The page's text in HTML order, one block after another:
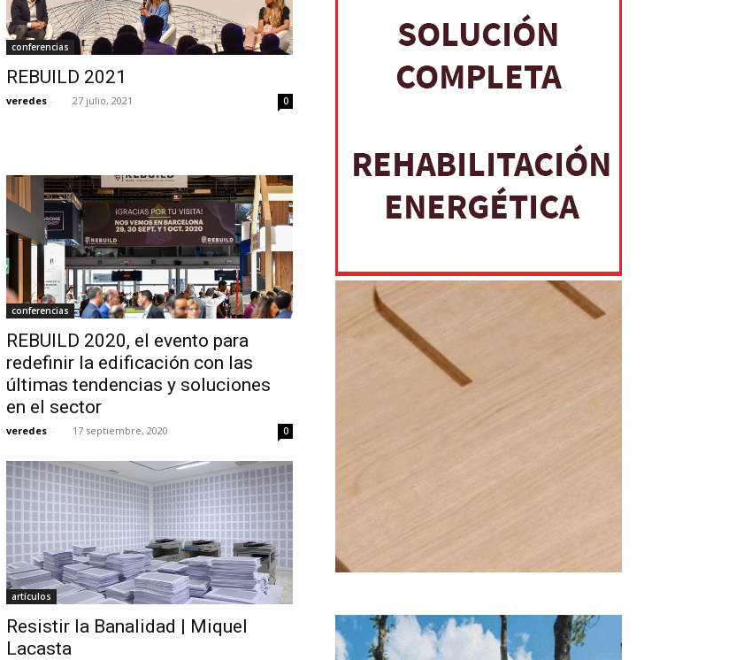
conferencias
REBUILD 2021
veredes - 27 julio, 2021 0
conferencias
REBUILD 2020, el evento para
redefinir la edificación con las
últimas tendencias y soluciones
en el sector
veredes - 17 septiembre, 2020 0
artículos
Resistir la Banalidad | Miquel
Lacasta